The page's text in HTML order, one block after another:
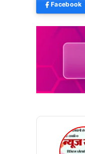
Facebook